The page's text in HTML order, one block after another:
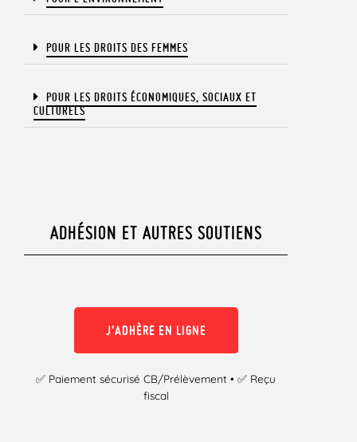
POUR LES DROITS DES FEMMES
POUR LES DROITS ÉCONOMIQUES, SOCIAUX ET
CULTURELS​
ADHÉSION ET AUTRES SOUTIENS
J'ADHÈRE EN LIGNE
✅ Paiement sécurisé CB/Prélèvement • ✅ Reçu
fiscal